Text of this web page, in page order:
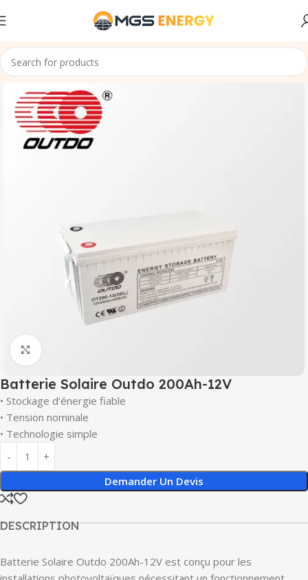
Accueil Batteries Gel
Batterie Solaire Outdo 200Ah-12V
• Stockage d’énergie fiable
• Tension nominale
• Technologie simple
Demander Un Devis
DESCRIPTION
Batterie Solaire Outdo 200Ah-12V est conçu pour les